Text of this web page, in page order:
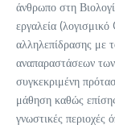
άνθρωπο στη
εργαλεία
αλληλεπίδρασης με
αναπαραστάσεων
συγκεκριμένη
μάθηση καθώς
γνωστικές περιοχές